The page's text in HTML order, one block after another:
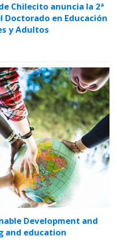
Chilecito anuncia la 2ª
Doctorado en Educación
y Adultos
Development and
and education